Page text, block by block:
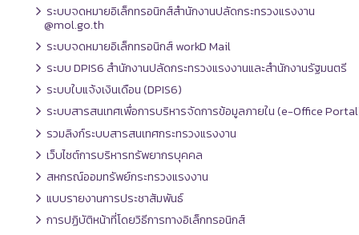
ระบบจดหมายอิเล็กทรอนิกส์สำนักงานปลัดกระทรวงแรงงาน
@mol.go.th
ระบบจดหมายอิเล็กทรอนิกส์ workD Mail
ระบบ DPIS6 สำนักงานปลัดกระทรวงแรงงานและสำนักงานรัฐมนตรี
ระบบใบแจ้งเงินเดือน (DPIS6)
ระบบสารสนเทศเพื่อการบริหารจัดการข้อมูลภายใน (e-Office
รวมลิงก์ระบบสารสนเทศกระทรวงแรงงาน
เว็บไซต์การบริหารทรัพยากรบุคคล
สหกรณ์ออมทรัพย์กระทรวงแรงงาน
แบบรายงานการประชาสัมพันธ์
การปฏิบัติหน้าที่โดยวิธีการทางอิเล็กทรอนิกส์